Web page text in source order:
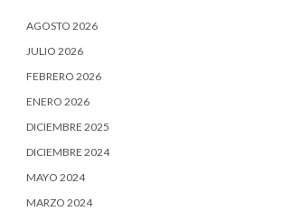
AGOSTO 2026
JULIO 2026
FEBRERO 2026
ENERO 2026
DICIEMBRE 2025
DICIEMBRE 2024
MAYO 2024
MARZO 2024